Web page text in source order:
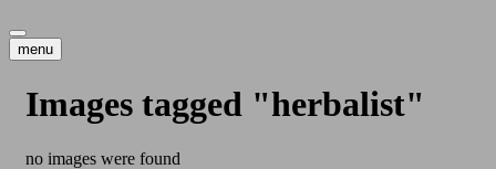
menu
Images tagged "herbalist"
no images were found